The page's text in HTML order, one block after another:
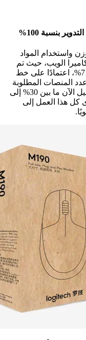
بنسبة 100%
والوزن واستخدام المواد
الويب، حيث تم
تقليل حجم العبوة النهائية بنسب تصل إلى 71%، اعتمادًا على خط
عدد المنصات المطلوبة
لكل شحنة - يمكن أن تستوعب منصة التحميل الآن ما بين 30% إلى
كل هذا العمل إلى